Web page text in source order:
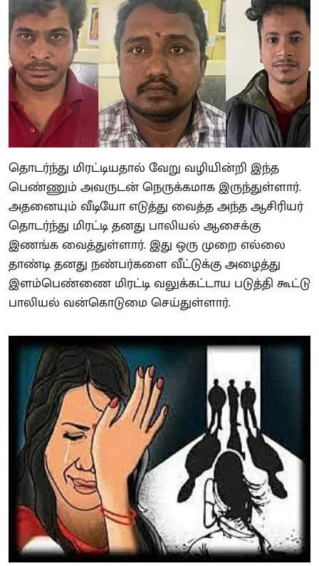
தொடர்ந்து மிரட்டியதால் வேறு வழியின்றி இந்த
பெண்ணும் அவருடன் நெருக்கமாக இருந்துள்ளார்.
அதனையும் வீடியோ எடுத்து வைத்த அந்த ஆசிரியர்
தொடர்ந்து மிரட்டி தனது பாலியல் ஆசைக்கு
இணங்க வைத்துள்ளார். இது ஒரு முறை எல்லை
தாண்டி தனது நண்பர்களை வீட்டுக்கு அழைத்து
இளம்பெண்ணை மிரட்டி வலுக்கட்டாய படுத்தி கூட்டு
பாலியல் வன்கொடுமை செய்துள்ளார்.